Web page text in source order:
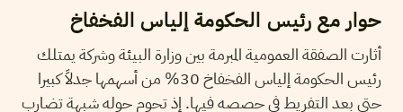
حوار مع رئيس الحكومة إلياس الفخفاخ
أثارت الصفقة العمومية المبرمة بين وزارة البيئة وشركة يمتلك
رئيس الحكومة إلياس الفخفاخ 30% من أسهمها جدلاً كبيرا
حتى بعد التفريط في حصصه فيها. إذ تحوم حوله شبهة تضارب